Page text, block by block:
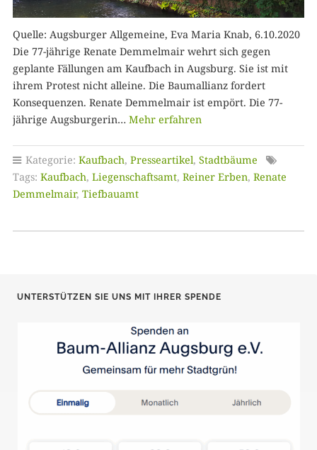
Quelle: Augsburger Allgemeine, Eva Maria Knab, 6.10.2020
Die 77-jährige Renate Demmelmair wehrt sich gegen
geplante Fällungen am Kaufbach in Augsburg. Sie ist mit
ihrem Protest nicht alleine. Die Baumallianz fordert
Konsequenzen. Renate Demmelmair ist empört. Die 77-
jährige Augsburgerin… Mehr erfahren
Kategorie: Kaufbach, Presseartikel, Stadtbäume
Tags: Kaufbach, Liegenschaftsamt, Reiner Erben, Renate
Demmelmair, Tiefbauamt
UNTERSTÜTZEN SIE UNS MIT IHRER SPENDE